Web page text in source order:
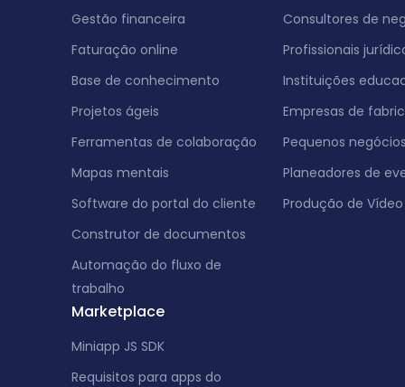
Gestão financeira
Faturação online
Base de conhecimento
Projetos ágeis
Ferramentas de colaboração
Mapas mentais
Software do portal do cliente
Construtor de documentos
Automação do fluxo de
trabalho
Marketplace
Miniapp JS SDK
Requisitos para apps do
Consultores de
Profissionais
Instituições
Empresas de
Pequenos negócios
Planeadores de
Produção de Vídeo